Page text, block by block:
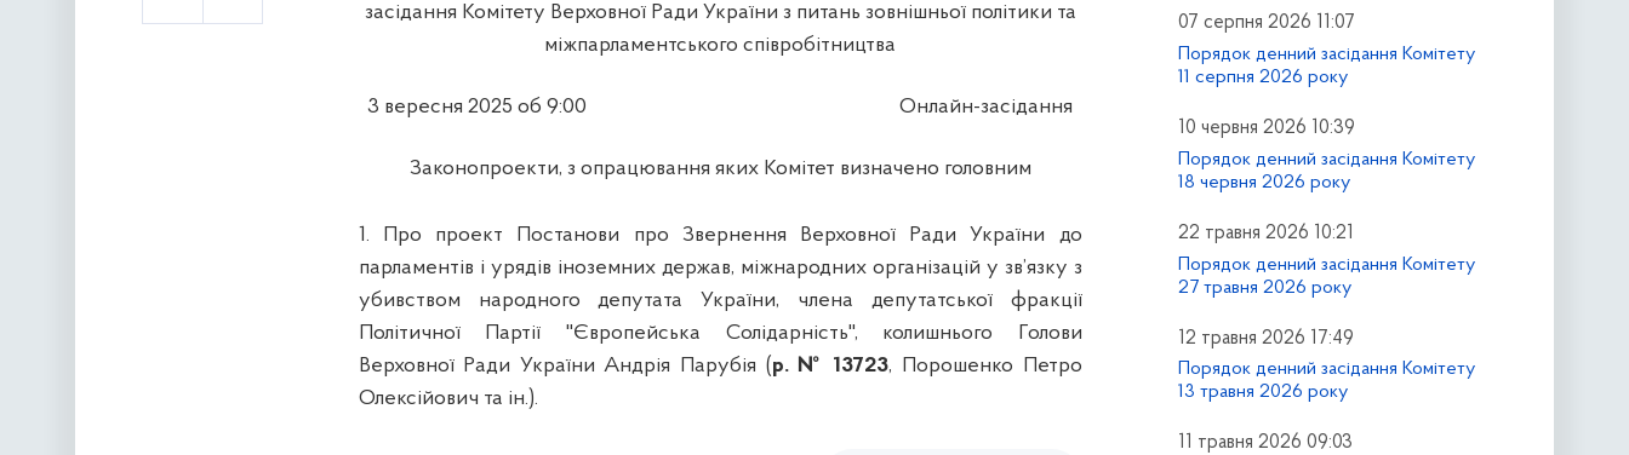
засідання Комітету Верховної Ради України з питань зовнішньої політики та
міжпарламентського співробітництва
3 вересня 2025 об 9:00 Онлайн-засідання
Законопроекти, з опрацювання яких Комітет визначено головним
1. Про проект Постанови про Звернення Верховної Ради України до
парламентів і урядів іноземних держав, міжнародних організацій у зв’язку з
убивством народного депутата України, члена депутатської фракції
Політичної Партії "Європейська Солідарність", колишнього Голови
Верховної Ради України Андрія Парубія (р. № 13723, Порошенко Петро
Олексійович та ін.).
07 серпня 2026 11:07
Порядок денний засідання Комітету
11 серпня 2026 року
10 червня 2026 10:39
Порядок денний засідання Комітету
18 червня 2026 року
22 травня 2026 10:21
Порядок денний засідання Комітету
27 травня 2026 року
12 травня 2026 17:49
Порядок денний засідання Комітету
13 травня 2026 року
11 травня 2026 09:03